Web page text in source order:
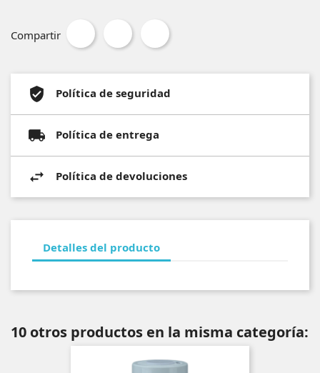
Compartir
Política de seguridad
Política de entrega
Política de devoluciones
Detalles del producto
10 otros productos en la misma categoría: